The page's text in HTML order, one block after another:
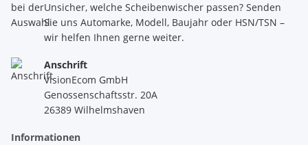
Unsicher, welche Scheibenwischer passen? Senden
Sie uns Automarke, Modell, Baujahr oder HSN/TSN –
wir helfen Ihnen gerne weiter.
Anschrift
VisionEcom GmbH
Genossenschaftsstr. 20A
26389 Wilhelmshaven
Informationen